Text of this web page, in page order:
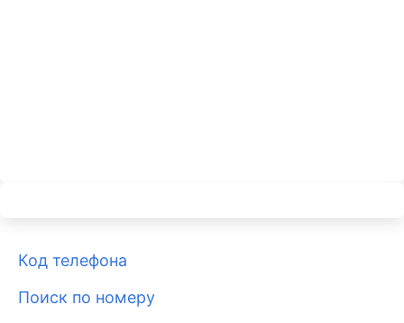
Код телефона
Поиск по номеру